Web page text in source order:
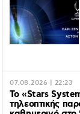
07.08.2026 | 22:23
Το «Stars
τηλεοπτικής